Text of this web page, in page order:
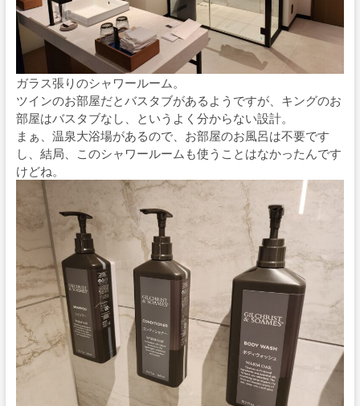
ガラス張りのシャワールーム。
ツインのお部屋だとバスタブがあるようですが、キングのお
部屋はバスタブなし、というよく分からない設計。
まぁ、温泉大浴場があるので、お部屋のお風呂は不要です
し、結局、このシャワールームも使うことはなかったんです
けどね。